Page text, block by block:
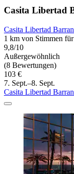
Casita Libertad
Casita Libertad
1 km von Stimmen
9,8/10
Außergewöhnlich
(8 Bewertungen)
103 €
7. Sept.–8. Sept.
Casita Libertad